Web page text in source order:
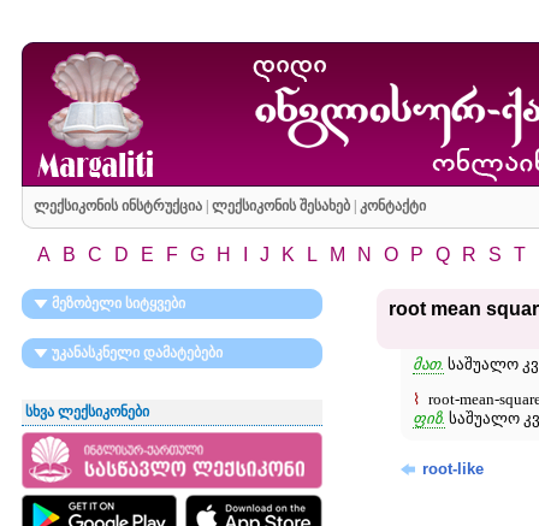
ლექსიკონის ინსტრუქცია| ლექსიკონის შესახებ| კონტაქტი
A B C D E F G H J K L M N O P Q R S T
მეზობელი სიტყვები
უკანასკნელი დამატებები
სხვა ლექსიკონები
root mean
მათ. საშუალო
⌇ root-mean-
ფიზ. საშუალო
root-like